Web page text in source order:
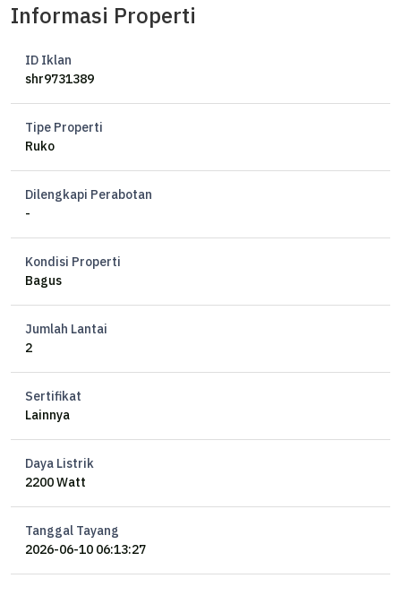
Informasi Properti
ID Iklan
shr9731389
Tipe Properti
Ruko
Dilengkapi Perabotan
-
Kondisi Properti
Bagus
Jumlah Lantai
2
Sertifikat
Lainnya
Daya Listrik
2200 Watt
Tanggal Tayang
2026-06-10 06:13:27